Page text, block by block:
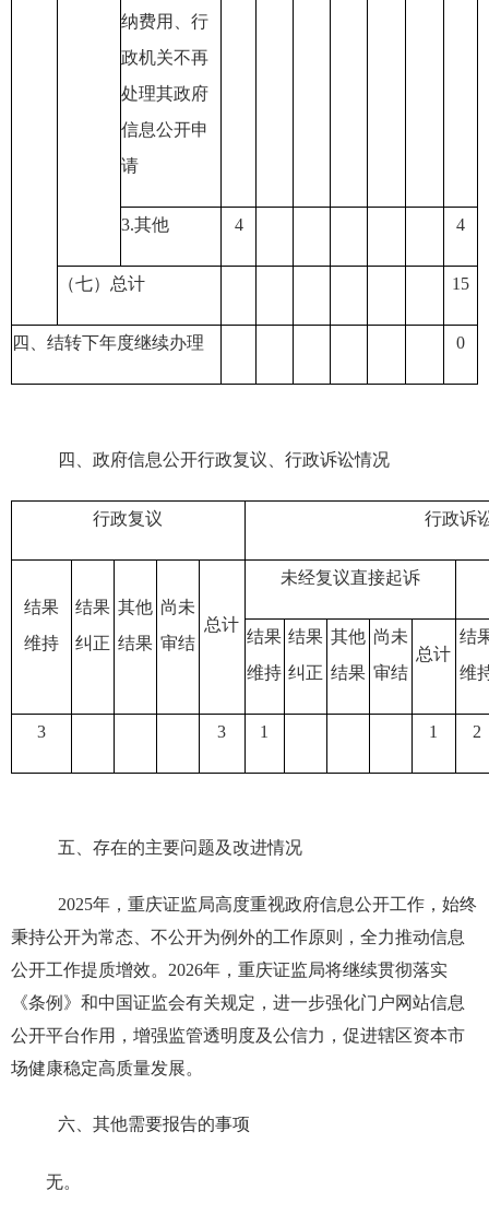
纳费用 、行
政机关不再
处理其政府
信息公开申
请
3.其他 4 4
（七）总计 15
四、结转下年度继续办理 0
四、政府信息公开行政复议、行政诉讼情况
行政复议 行政诉
结果
维持
结果
纠正
其他
结果
尚未
审结
总计
未经复议直接起诉
结果
维持
结果
纠正
其他
结果
尚未
审结
总计
结
维
3 3 1 1 2
五、存在的主要问题及改进情况
2025年，重庆证监局高度重视政府信息公开工作，始终
秉持公开为常态、不公开为例外的工作原则，全力推动信息
公开工作提质增效。 2026年，重庆证监局将继续贯彻落实
《条例》和中国证监会有关规定，进一步强化门户网站信息
公开平台作用，增强监管透明度及公信力，促进辖区资本市
场健康稳定高质量发展。
六、其他需要报告的事项
无。